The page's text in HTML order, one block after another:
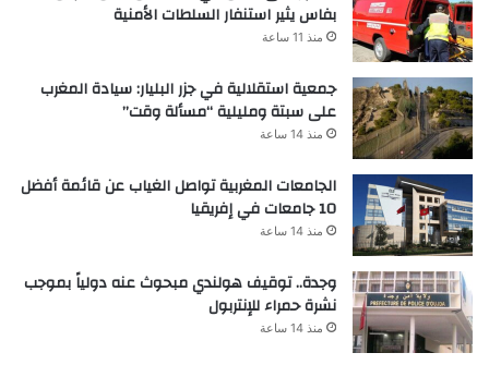
بفاس يثير استنفار السلطات الأمنية
منذ 11 ساعة
جمعية استقلالية في جزر البليار: سيادة المغرب
على سبتة ومليلية “مسألة وقت”
منذ 14 ساعة
الجامعات المغربية تواصل الغياب عن قائمة أفضل
10 جامعات في إفريقيا
منذ 14 ساعة
وجدة.. توقيف هولندي مبحوث عنه دولياً بموجب
نشرة حمراء للإنتربول
منذ 14 ساعة